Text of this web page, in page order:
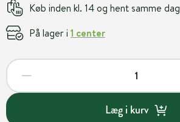
Køb inden kl. 14 og hent samme dag
På lager i 1 center
Læg i kurv